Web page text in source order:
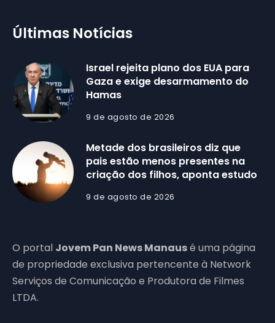
Últimas Notícias
Israel rejeita plano dos EUA para
Gaza e exige desarmamento do
Hamas
9 de agosto de 2026
Metade dos brasileiros diz que
pais estão menos presentes na
criação dos filhos, aponta estudo
9 de agosto de 2026
O portal Jovem Pan News Manausé uma página
de propriedade exclusiva pertencente à Network
Serviços de Comunicação e Produtora de Filmes
LTDA.